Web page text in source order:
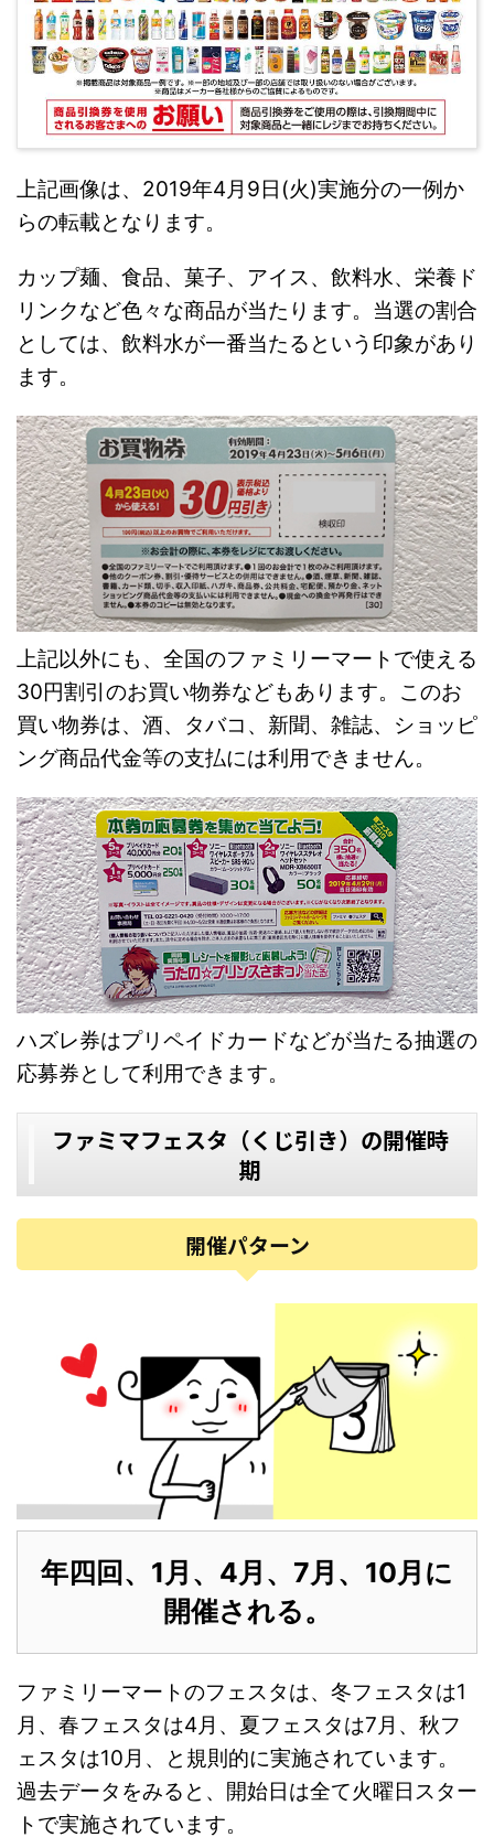
上記画像は、2019年4月9日(火)実施分の一例か
らの転載となります。
カップ麺、食品、菓子、アイス、飲料水、栄養ド
リンクなど色々な商品が当たります。当選の割合
としては、飲料水が一番当たるという印象があり
ます。
上記以外にも、全国のファミリーマートで使える
30円割引のお買い物券などもあります。このお
買い物券は、酒、タバコ、新聞、雑誌、ショッピ
ング商品代金等の支払には利用できません。
ハズレ券はプリペイドカードなどが当たる抽選の
応募券として利用できます。
ファミマフェスタ（くじ引き）の開催時
期
開催パターン
年四回、1月、4月、7月、10月に
開催される。
ファミリーマートのフェスタは、冬フェスタは1
月、春フェスタは4月、夏フェスタは7月、秋フ
ェスタは10月、と規則的に実施されています。
過去データをみると、開始日は全て火曜日スター
トで実施されています。